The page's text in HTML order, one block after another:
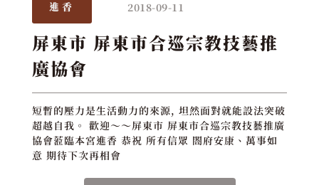
進香 2018-09-11
屏東市 屏東市合巡宗教技藝推
廣協會
短暫的壓力是生活動力的來源, 坦然面對就能設法突破
超越自我。 歡迎～～屏東市 屏東市合巡宗教技藝推廣
協會蒞臨本宮進香 恭祝 所有信眾 閤府安康、萬事如
意 期待下次再相會